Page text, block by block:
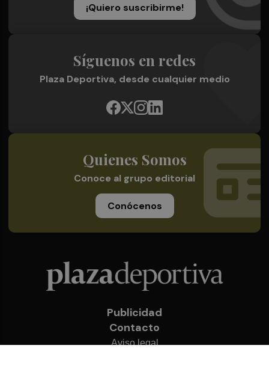
¡Quiero suscribirme!
Síguenos en redes
Plaza Deportiva, desde cualquier medio
Quienes Somos
Conoce al grupo editorial
Conócenos
Publicidad
Contacto
Aviso legal